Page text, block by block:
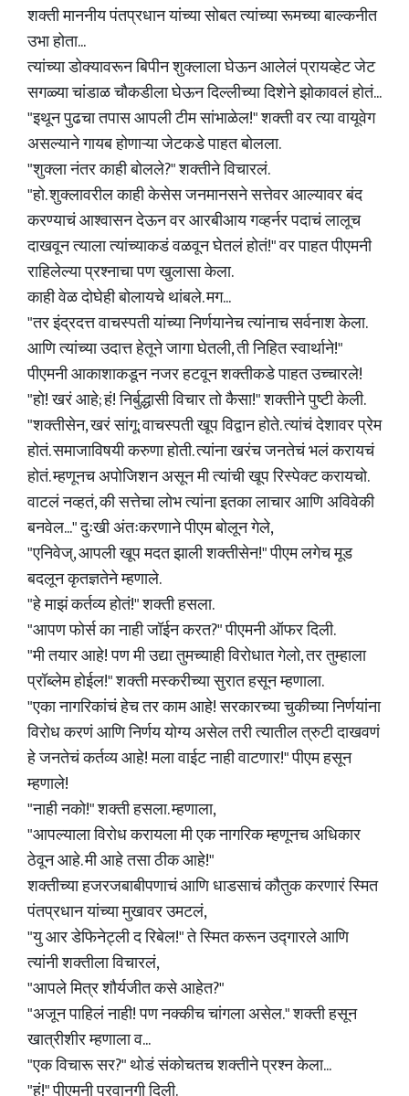
शक्ती माननीय पंतप्रधान यांच्या सोबत त्यांच्या रूमच्या बाल्कनीत
उभा होता...
त्यांच्या डोक्यावरून बिपीन शुक्लाला घेऊन आलेलं प्रायव्हेट जेट
सगळ्या चांडाळ चौकडीला घेऊन दिल्लीच्या दिशेने झोकावलं होतं...
"इथून पुढचा तपास आपली टीम सांभाळेल!" शक्ती वर त्या वायूवेग
असल्याने गायब होणाऱ्या जेटकडे पाहत बोलला.
"शुक्ला नंतर काही बोलले?" शक्तीने विचारलं.
"हो. शुक्लावरील काही केसेस जनमानसने सत्तेवर आल्यावर बंद
करण्याचं आश्वासन देऊन वर आरबीआय गव्हर्नर पदाचं लालूच
दाखवून त्याला त्यांच्याकडं वळवून घेतलं होतं!" वर पाहत पीएमनी
राहिलेल्या प्रश्नाचा पण खुलासा केला.
काही वेळ दोघेही बोलायचे थांबले. मग...
"तर इंद्रदत्त वाचस्पती यांच्या निर्णयानेच त्यांनाच सर्वनाश केला.
आणि त्यांच्या उदात्त हेतूने जागा घेतली, ती निहित स्वार्थाने!"
पीएमनी आकाशाकडून नजर हटवून शक्तीकडे पाहत उच्चारले!
"हो! खरं आहे; हं! निर्बुद्धासी विचार तो कैसा!" शक्तीने पुष्टी केली.
"शक्तीसेन, खरं सांगू; वाचस्पती खूप विद्वान होते. त्यांचं देशावर प्रेम
होतं. समाजाविषयी करुणा होती. त्यांना खरंच जनतेचं भलं करायचं
होतं. म्हणूनच अपोजिशन असून मी त्यांची खूप रिस्पेक्ट करायचो.
वाटलं नव्हतं, की सत्तेचा लोभ त्यांना इतका लाचार आणि अविवेकी
बनवेल..." दुःखी अंतःकरणाने पीएम बोलून गेले,
"एनिवेज्, आपली खूप मदत झाली शक्तीसेन!" पीएम लगेच मूड
बदलून कृतज्ञतेने म्हणाले.
"हे माझं कर्तव्य होतं!" शक्ती हसला.
"आपण फोर्स का नाही जॉईन करत?" पीएमनी ऑफर दिली.
"मी तयार आहे! पण मी उद्या तुमच्याही विरोधात गेलो, तर तुम्हाला
प्रॉब्लेम होईल!" शक्ती मस्करीच्या सुरात हसून म्हणाला.
"एका नागरिकांचं हेच तर काम आहे! सरकारच्या चुकीच्या निर्णयांना
विरोध करणं आणि निर्णय योग्य असेल तरी त्यातील त्रुटी दाखवणं
हे जनतेचं कर्तव्य आहे! मला वाईट नाही वाटणार!" पीएम हसून
म्हणाले!
"नाही नको!" शक्ती हसला. म्हणाला,
"आपल्याला विरोध करायला मी एक नागरिक म्हणूनच अधिकार
ठेवून आहे. मी आहे तसा ठीक आहे!"
शक्तीच्या हजरजबाबीपणाचं आणि धाडसाचं कौतुक करणारं स्मित
पंतप्रधान यांच्या मुखावर उमटलं,
"यु आर डेफिनेट्ली द रिबेल!" ते स्मित करून उद्गारले आणि
त्यांनी शक्तीला विचारलं,
"आपले मित्र शौर्यजीत कसे आहेत?"
"अजून पाहिलं नाही! पण नक्कीच चांगला असेल." शक्ती हसून
खात्रीशीर म्हणाला व...
"एक विचारू सर?" थोडं संकोचतच शक्तीने प्रश्न केला...